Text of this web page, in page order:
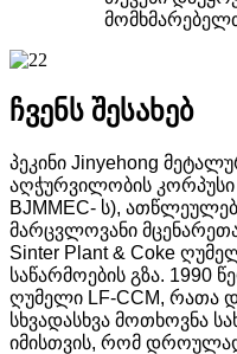
ჩვენს შესახებ
პეკინი Jinyehong
აღჭურვილობის კორპუსი
BJMMEC- ს),
მარცვლოვანი
Sinter Plant & Coke
საწარმოების გზა. 1990
ღუმელი LF-CCM, რათა
სხვადასხვა მოთხოვნა
იმისთვის, რომ დროულად